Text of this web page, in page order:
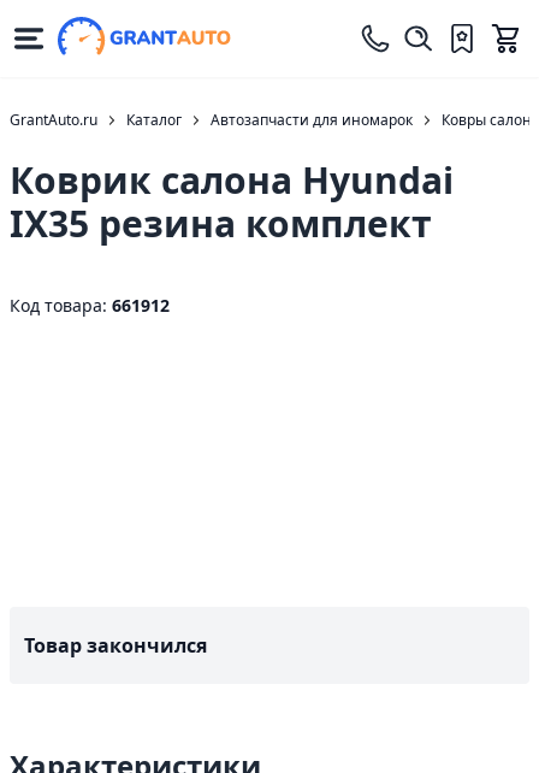
GrantAuto.ru Каталог Автозапчасти для иномарок Ковры салона
Коврик салона Hyundai
IX35 резина комплект
Код товара: 661912
Товар закончился